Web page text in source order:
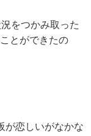
をつかみ取った
とができたの
が恋しいがなかな